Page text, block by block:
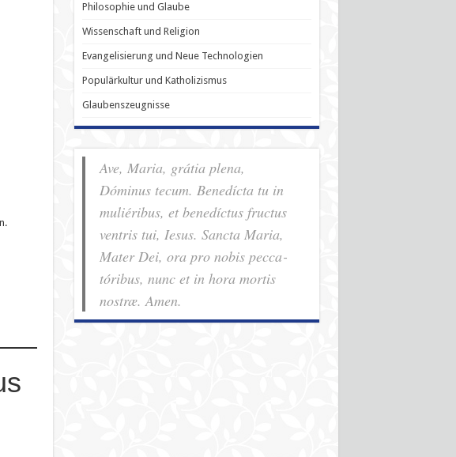
Philosophie und Glaube
Wissenschaft und Religion
Evangelisierung und Neue Technologien
Populärkultur und Katholizismus
Glaubenszeugnisse
Ave, Maria, grátia plena,
Dóminus tecum. Benedícta tu in
muliéribus, et benedíctus fructus
ventris tui, Iesus. Sancta Maria,
Mater Dei, ora pro nobis pec­ca­
tóribus, nunc et in hora mortis
nostræ. Amen.